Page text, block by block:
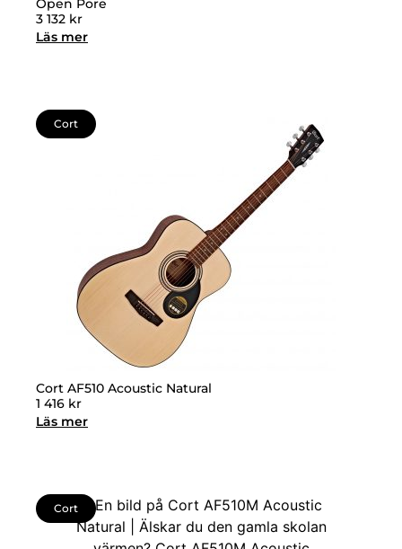
Open Pore
3 132 kr
Läs mer
Cort
Cort AF510 Acoustic Natural
1 416 kr
Läs mer
Cort